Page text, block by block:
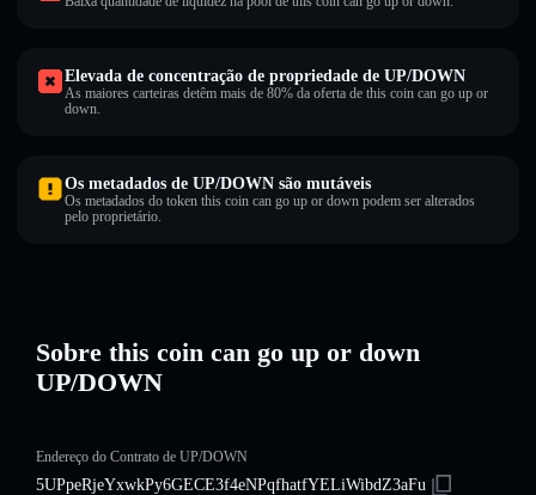
Elevada de concentração de propriedade de UP/DOWN
As maiores carteiras detêm mais de 80% da oferta de this coin can go up or
down.
Os metadados de UP/DOWN são mutáveis
Os metadados do token this coin can go up or down podem ser alterados
pelo proprietário.
Sobre this coin can go up or down
UP/DOWN
Endereço do Contrato de UP/DOWN
5UPpeRjeYxwkPy6GECE3f4eNPqfhatfYELiWibdZ3aFu